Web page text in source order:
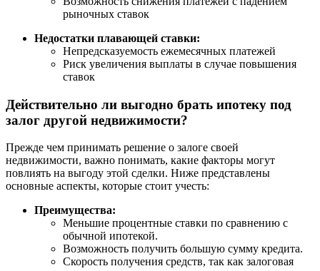
рыночных ставок
Недостатки плавающей ставки:
Непредсказуемость ежемесячных платежей
Риск увеличения выплаты в случае повышения
ставок
Действительно ли выгодно брать ипотеку под
залог другой недвижимости?
Прежде чем принимать решение о залоге своей
недвижимости, важно понимать, какие факторы могут
повлиять на выгоду этой сделки. Ниже представлены
основные аспекты, которые стоит учесть:
Преимущества:
Меньшие процентные ставки по сравнению с
обычной ипотекой.
Возможность получить большую сумму кредита.
Скорость получения средств, так как залоговая